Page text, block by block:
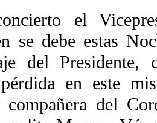
el
se debe estas
del Presidente,
en este
compañera del